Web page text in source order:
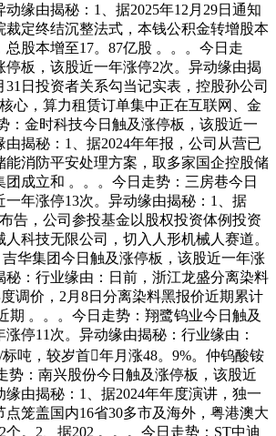
缘由揭秘：1、据2025年12月29日通知
裁定终结沉整法式，本钱公积金转增股本
总股本增至17。87亿股 。。。今日走
停板，该股近一年涨停2次。异动缘由揭
31日投资者关系勾当记实表，控股孙公司
心，算力租赁订单集中正在互联网、金
：金时科技今日触及涨停板，该股近一
由揭秘：1、据2024年年报，公司从营已
能消防平安处理方案，取多家国企控股储
成立和 。。。今日走势：三房巷今日
一年涨停13次。异动缘由揭秘：1、据
告，公司参投基金以股权投资体例投资
科技无限公司，切入人形机械人赛道。
华集团今日触及涨停板，该股近一年涨
秘：行业缘由：日前，浙江龙盛分离染料
调价，2月8日分离染料黑报价近期累计
期 。。。今日走势：翔鹭钨业今日触及
停11次。异动缘由揭秘：行业缘由：
吨，较岁首年月涨48。9%。仲钨酸铵
势：南兴股份今日触及涨停板，该股近
缘由揭秘：1、据2024年年度演讲，独一
笼盖国内16省30多市及海外，粤港澳大
个。2、据202 。。。今日走势：ST中迪